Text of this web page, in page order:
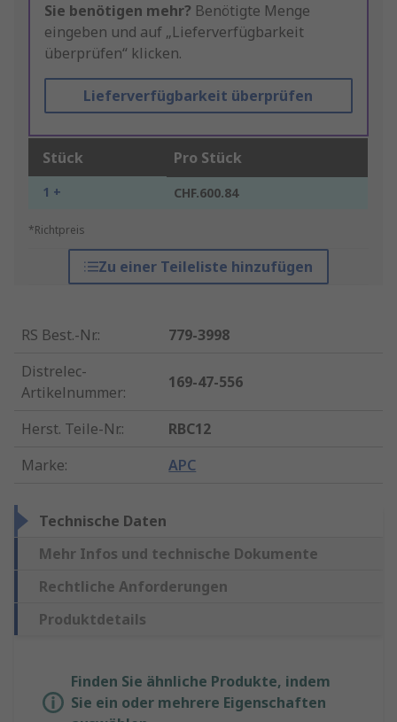
Sie benötigen mehr? Benötigte Menge
eingeben und auf „Lieferverfügbarkeit
überprüfen“ klicken.
Lieferverfügbarkeit überprüfen
Stück Pro Stück
1 + CHF.600.84
*Richtpreis
Zu einer Teileliste hinzufügen
RS Best.-Nr.:
779-3998
Distrelec-
Artikelnummer:
169-47-556
Herst. Teile-Nr.:
RBC12
Marke: APC
Technische Daten
Mehr Infos und technische Dokumente
Rechtliche Anforderungen
Produktdetails
Finden Sie ähnliche Produkte, indem
Sie ein oder mehrere Eigenschaften